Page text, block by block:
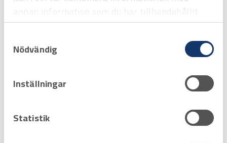
eller som de har samlat in när du har använt
Nödvändig
Inställningar
Statistik
T-skarv till Kedjebelysning